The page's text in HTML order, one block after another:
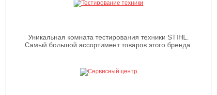
Уникальная комната тестирования техники STIHL.
Самый большой ассортимент товаров этого бренда.